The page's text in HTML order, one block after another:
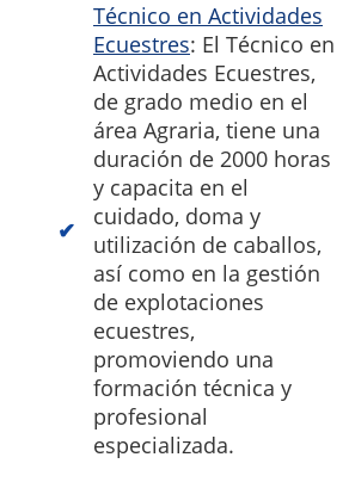
Técnico en Actividades
Ecuestres: El Técnico en
Actividades Ecuestres,
de grado medio en el
área Agraria, tiene una
duración de 2000 horas
y capacita en el
cuidado, doma y
utilización de caballos,
así como en la gestión
de explotaciones
ecuestres,
promoviendo una
formación técnica y
profesional
especializada.